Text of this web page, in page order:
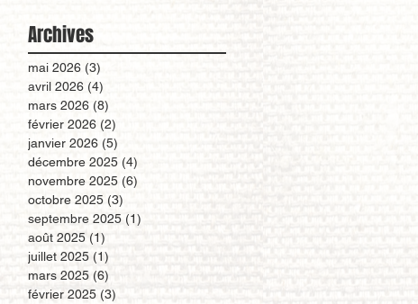
Archives
mai 2026 (3)
avril 2026 (4)
mars 2026 (8)
février 2026 (2)
janvier 2026 (5)
décembre 2025 (4)
novembre 2025 (6)
octobre 2025 (3)
septembre 2025 (1)
août 2025 (1)
juillet 2025 (1)
mars 2025 (6)
février 2025 (3)